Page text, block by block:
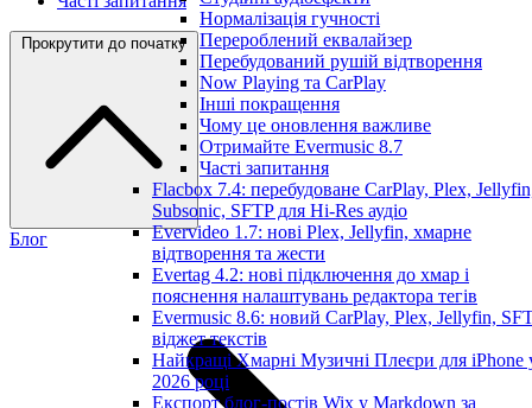
Нормалізація гучності
Перероблений еквалайзер
Перебудований рушій відтворення
Now Playing та CarPlay
Інші покращення
Чому це оновлення важливе
Отримайте Evermusic 8.7
Часті запитання
Flacbox 7.4: перебудоване CarPlay, Plex,
Subsonic, SFTP для Hi-Res аудіо
Evervideo 1.7: нові Plex, Jellyfin, хмарне
відтворення та жести
Evertag 4.2: нові підключення до хмар і
пояснення налаштувань редактора тегів
Evermusic 8.6: новий CarPlay, Plex, Jellyfin,
віджет текстів
Найкращі Хмарні Музичні Плеєри для iPhone
2026 році
Експорт блог-постів Wix у Markdown за
Прокрутити до початку
Блог